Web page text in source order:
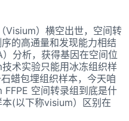
Visium）横空出世，空间转
的高通量和发现能力相结
分析，获得基因在空间位
术实验只能用冰冻组织样
蜡包埋组织样本，今天咱
空间转录组到底是什
(以下称visium）区别在